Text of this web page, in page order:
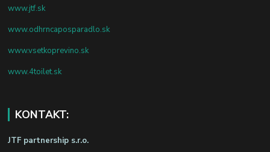
www.jtf.sk
www.odhrncaposparadlo.sk
www.vsetkoprevino.sk
www.4toilet.sk
KONTAKT:
JTF partnership s.r.o.